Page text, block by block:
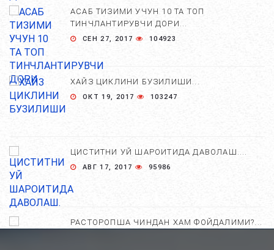
АСАБ ТИЗИМИ УЧУН 10 ТА ТОП
ТИНЧЛАНТИРУВЧИ ДОРИ...
СЕН 27, 2017 104923
ХАЙЗ ЦИКЛИНИ БУЗИЛИШИ...
ОКТ 19, 2017 103247
ЦИСТИТНИ УЙ ШАРОИТИДА ДАВОЛАШ....
АВГ 17, 2017 95986
РАСТОРОПША ЧИНДАН ХАМ ФОЙДАЛИМИ?...